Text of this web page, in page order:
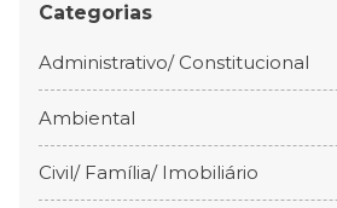
Categorias
Administrativo/ Constitucional
Ambiental
Civil/ Família/ Imobiliário